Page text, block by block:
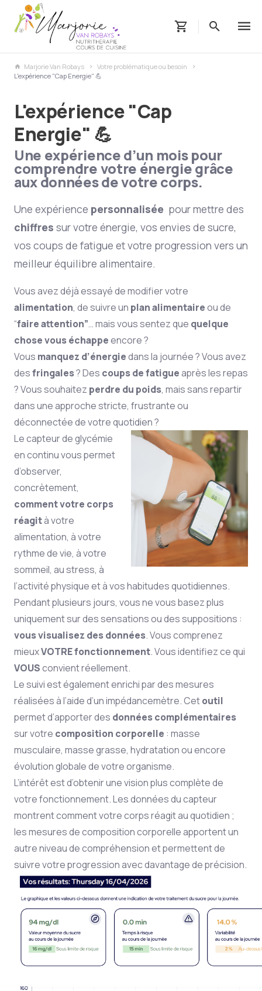
Marjorie Van Robays
Votre problématique ou besoin
L'expérience "Cap Energie" 💪
L'expérience "Cap
Energie" 💪
Une expérience d’un mois pour
comprendre votre énergie grâce
aux données de votre corps.
Une expérience personnalisée pour mettre des
chiffres sur votre énergie, vos envies de sucre,
vos coups de fatigue et votre progression vers un
meilleur équilibre alimentaire.
Vous avez déjà essayé de modifier votre
alimentation, de suivre un plan alimentaireou de
“faire attention”… mais vous sentez que quelque
chose vous échappeencore ?
Vous manquez d’énergiedans la journée ? Vous avez
desfringales? Des coups de fatigueaprès les repas
? Vous souhaitez perdre du poids, mais sans repartir
dans une approche stricte, frustrante ou
déconnectée de votre quotidien ?
Le capteur de glycémie
en continu vous permet
d’observer,
concrètement,
comment votre corps
réagità votre
alimentation, à votre
rythme de vie, à votre
sommeil, au stress, à
l’activité physique et à vos habitudes quotidiennes.
Pendant plusieurs jours, vous ne vous basez plus
uniquement sur des sensations ou des suppositions :
vous visualisez des données. Vous comprenez
mieuxVOTRE fonctionnement. Vous identifiez ce qui
VOUSconvient réellement.
Le suivi est également enrichi par des mesures
réalisées à l’aide d’un impédancemètre. Cetoutil
permet d’apporter des données complémentaires
sur votre composition corporelle : masse
musculaire, masse grasse, hydratation ou encore
évolution globale de votre organisme.
L’intérêt est d’obtenir une vision plus complète de
votre fonctionnement. Les données du capteur
montrent comment votre corps réagit au quotidien ;
les mesures de composition corporelle apportent un
autre niveau de compréhension et permettent de
suivre votre progression avec davantage de précision.